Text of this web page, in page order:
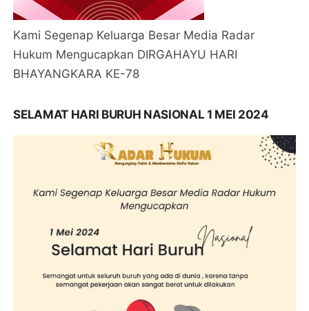
Kami Segenap Keluarga Besar Media Radar
Hukum Mengucapkan DIRGAHAYU HARI
BHAYANGKARA KE-78
SELAMAT HARI BURUH NASIONAL 1 MEI 2024